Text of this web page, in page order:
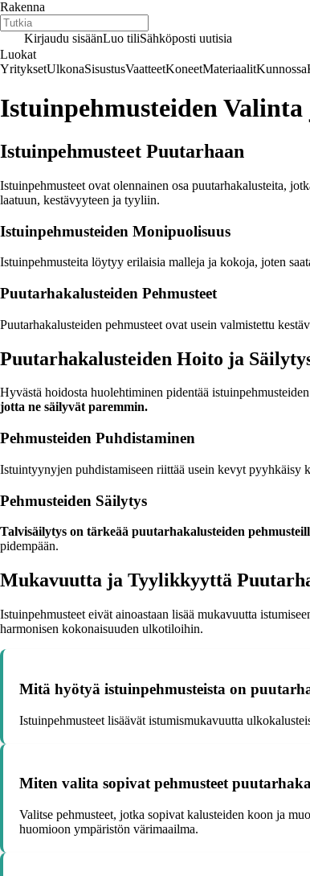
Rakenna
Kirjaudu sisäänLuo tiliSähköposti uutisia
Luokat
YrityksetUlkonaSisustusVaatteetKoneetMateriaalitKunnossa
Istuinpehmusteiden
Istuinpehmusteet Puutarhaan
Istuinpehmusteet ovat olennainen osa puutarhakalusteita,
laatuun, kestävyyteen ja tyyliin.
Istuinpehmusteiden Monipuolisuus
Istuinpehmusteita löytyy erilaisia malleja ja kokoja, joten
Puutarhakalusteiden Pehmusteet
Puutarhakalusteiden pehmusteet ovat usein valmistettu
Puutarhakalusteiden Hoito ja
Hyvästä hoidosta huolehtiminen pidentää
jotta ne säilyvät paremmin.
Pehmusteiden Puhdistaminen
Istuintyynyjen puhdistamiseen riittää usein kevyt pyyhkäisy
Pehmusteiden Säilytys
Talvisäilytys on tärkeää puutarhakalusteiden
pidempään.
Mukavuutta ja Tyylikkyyttä
Istuinpehmusteet eivät ainoastaan lisää mukavuutta
harmonisen kokonaisuuden ulkotiloihin.
Mitä hyötyä istuinpehmusteista on
Istuinpehmusteet lisäävät istumismukavuutta
Miten valita sopivat pehmusteet
Valitse pehmusteet, jotka sopivat kalusteiden koon ja
huomioon ympäristön värimaailma.